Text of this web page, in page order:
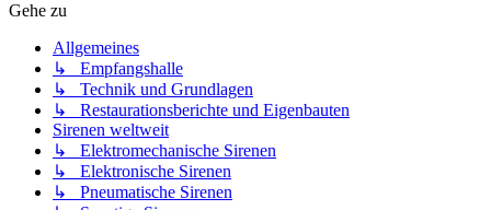
Gehe zu
Allgemeines
↳ Empfangshalle
↳ Technik und Grundlagen
↳ Restaurationsberichte und Eigenbauten
Sirenen weltweit
↳ Elektromechanische Sirenen
↳ Elektronische Sirenen
↳ Pneumatische Sirenen